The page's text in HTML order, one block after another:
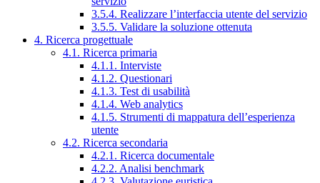
3.5.4. Realizzare l’interfaccia utente del servizio
3.5.5. Validare la soluzione ottenuta
4. Ricerca progettuale
4.1. Ricerca primaria
4.1.1. Interviste
4.1.2. Questionari
4.1.3. Test di usabilità
4.1.4. Web analytics
4.1.5. Strumenti di mappatura dell’esperienza
utente
4.2. Ricerca secondaria
4.2.1. Ricerca documentale
4.2.2. Analisi benchmark